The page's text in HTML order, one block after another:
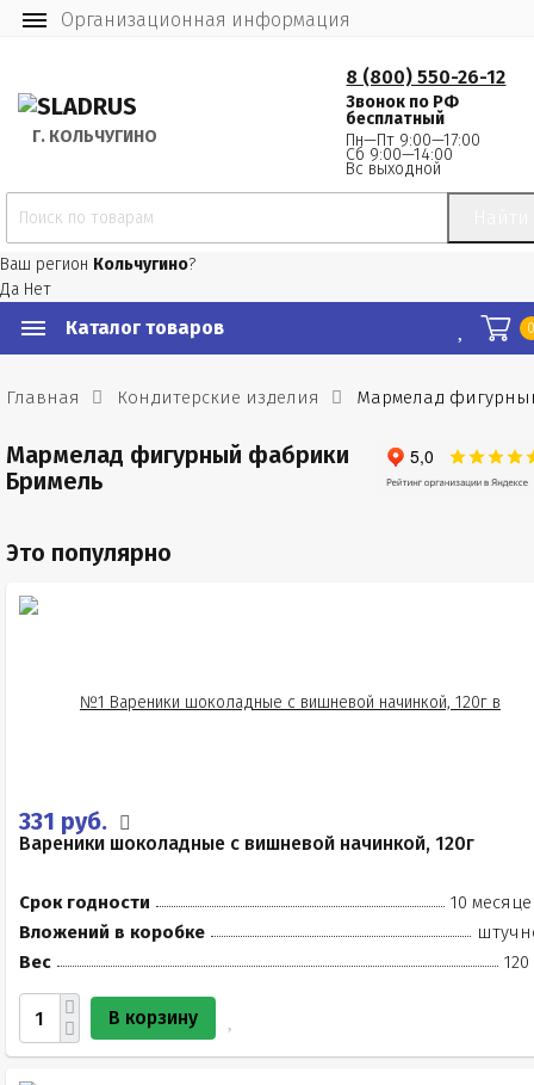
Организационная информация
Г. КОЛЬЧУГИНО
8 (800) 550-26-12
Звонок по РФ
бесплатный
Пн—Пт 9:00—17:00
Сб 9:00—14:00
Вс выходной
Ваш регион Кольчугино?
Да Нет
Каталог товаров
Главная Кондитерские изделия Мармелад
Мармелад фигурный фабрики
Бримель
Это популярно
331 руб.
Вареники шоколадные с вишневой начинкой, 120г
Срок годности
10
Вложений в коробке
Вес
120
В корзину